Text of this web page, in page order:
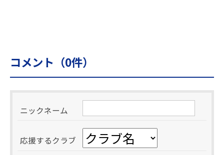
コメント（0件）
ニックネーム
応援するクラブ